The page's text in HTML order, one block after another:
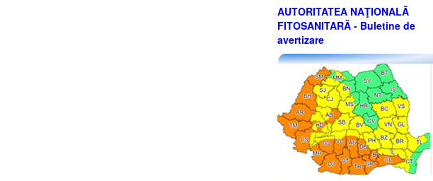
AUTORITATEA NAŢIONALĂ
FITOSANITARĂ - Buletine de
avertizare